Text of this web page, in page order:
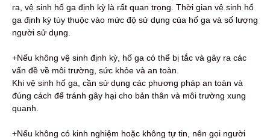
ra, vệ sinh hố ga định kỳ là rất quan trọng. Thời gian vệ sinh hố
ga định kỳ tùy thuộc vào mức độ sử dụng của hố ga và số lượng
người sử dụng.
+Nếu không vệ sinh định kỳ, hố ga có thể bị tắc và gây ra các
vấn đề về môi trường, sức khỏe và an toàn.
Khi vệ sinh hố ga, cần sử dụng các phương pháp an toàn và
đúng cách để tránh gây hại cho bản thân và môi trường xung
quanh.
+Nếu không có kinh nghiệm hoặc không tự tin, nên gọi người